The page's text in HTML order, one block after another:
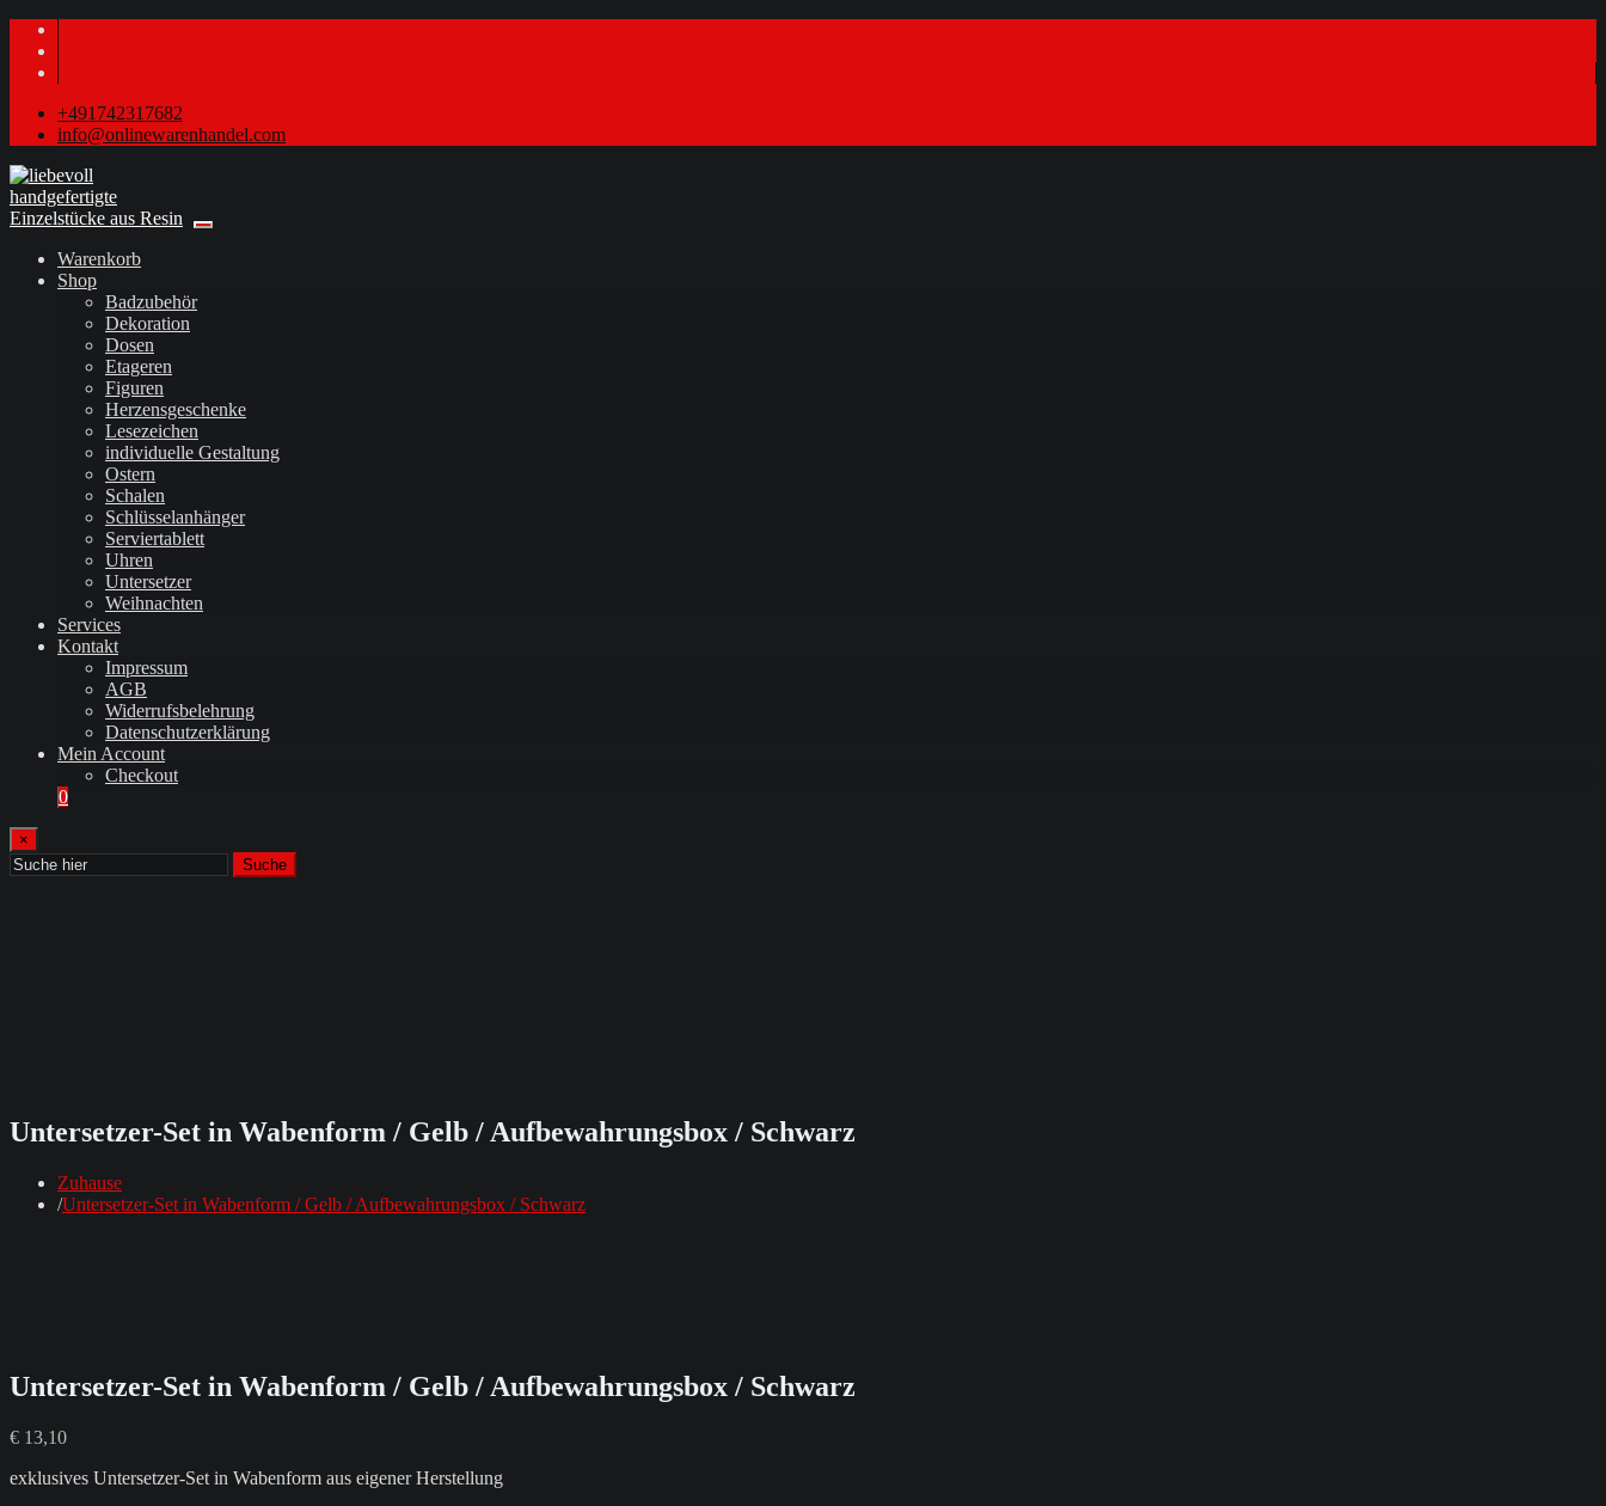
+491742317682
info@onlinewarenhandel.com
Warenkorb
Shop
Badzubehör
Dekoration
Dosen
Etageren
Figuren
Herzensgeschenke
Lesezeichen
individuelle Gestaltung
Ostern
Schalen
Schlüsselanhänger
Serviertablett
Uhren
Untersetzer
Weihnachten
Services
Kontakt
Impressum
AGB
Widerrufsbelehrung
Datenschutzerklärung
Mein Account
Checkout
0
×
Suche
Untersetzer-Set in Wabenform / Gelb / Aufbewahrungsbox / Schwarz
Zuhause
Untersetzer-Set in Wabenform / Gelb / Aufbewahrungsbox / Schwarz
Untersetzer-Set in Wabenform / Gelb / Aufbewahrungsbox / Schwarz
€ 13,10
exklusives Untersetzer-Set in Wabenform aus eigener Herstellung